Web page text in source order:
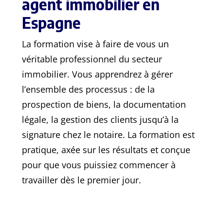
Espagne
La formation vise à faire de vous un
véritable professionnel du secteur
immobilier. Vous apprendrez à gérer
l’ensemble des processus : de la
prospection de biens, la documentation
légale, la gestion des clients jusqu’à la
signature chez le notaire. La formation est
pratique, axée sur les résultats et conçue
pour que vous puissiez commencer à
travailler dès le premier jour.